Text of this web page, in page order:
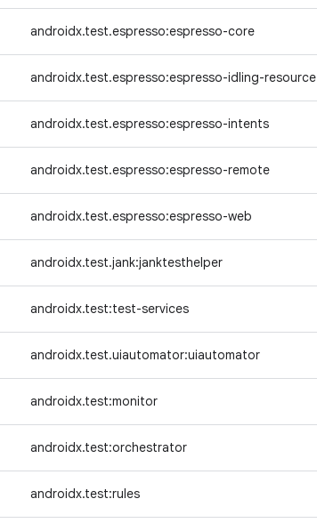
androidx.test.espresso:espresso-core
androidx.test.espresso:espresso-idling-resource
androidx.test.espresso:espresso-intents
androidx.test.espresso:espresso-remote
androidx.test.espresso:espresso-web
androidx.test.jank:janktesthelper
androidx.test:test-services
androidx.test.uiautomator:uiautomator
androidx.test:monitor
androidx.test:orchestrator
androidx.test:rules